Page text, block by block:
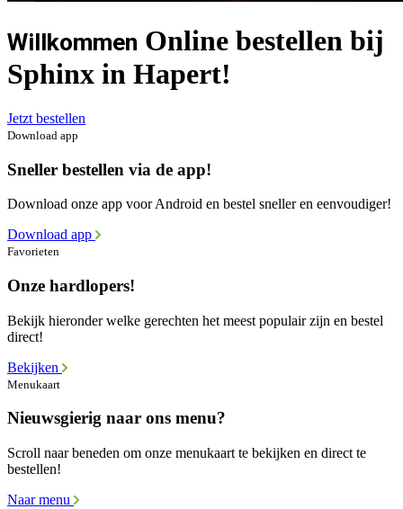
Willkommen Online bestellen bij
Sphinx in Hapert!
Jetzt bestellen
Download app
Sneller bestellen via de app!
Download onze app voor Android en bestel sneller en eenvoudiger!
Download app
Favorieten
Onze hardlopers!
Bekijk hieronder welke gerechten het meest populair zijn en bestel
direct!
Bekijken
Menukaart
Nieuwsgierig naar ons menu?
Scroll naar beneden om onze menukaart te bekijken en direct te
bestellen!
Naar menu